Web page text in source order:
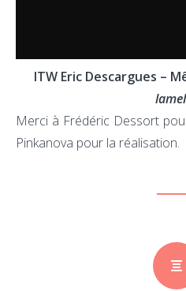
ITW Eric Descargues –
Merci à Frédéric Dessort
Pinkanova pour la réalisation.